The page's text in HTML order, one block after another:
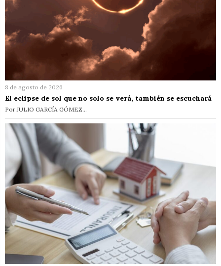
8 de agosto de 2026
El eclipse de sol que no solo se verá, también se escuchará
Por JULIO GARCÍA GÓMEZ…